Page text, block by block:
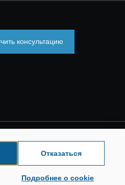
консультацию
Отказаться
Подробнее о cookie